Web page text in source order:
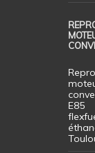
E85